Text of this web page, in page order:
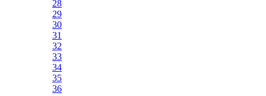
28
29
30
31
32
33
34
35
36